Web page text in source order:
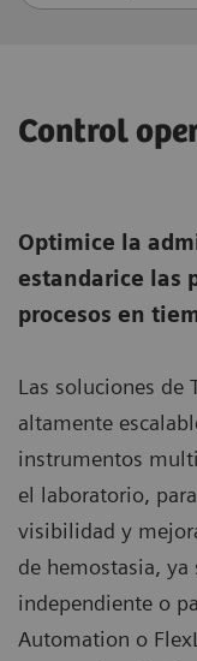
Control
Optimice la
estandarice las
procesos en
Las soluciones de
altamente
instrumentos
el laboratorio,
visibilidad y
de hemostasia, ya
independiente o
Automation o